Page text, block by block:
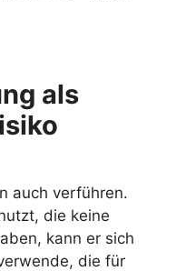
als
auch verführen.
die keine
kann er sich
die für